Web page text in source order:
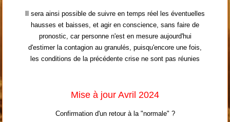
Il sera ainsi possible de suivre en temps réel les éventuelles
hausses et baisses, et agir en conscience, sans faire de
pronostic, car personne n'est en mesure aujourd'hui
d'estimer la contagion au granulés, puisqu'encore une fois,
les conditions de la précédente crise ne sont pas réunies
Mise à jour Avril 2024
Confirmation d'un retour à la "normale" ?